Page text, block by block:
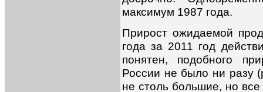
максимум 1987 года.
Прирост ожидаемой
года за 2011 год
понятен, подобного
России не было ни разу
не столь большие, но